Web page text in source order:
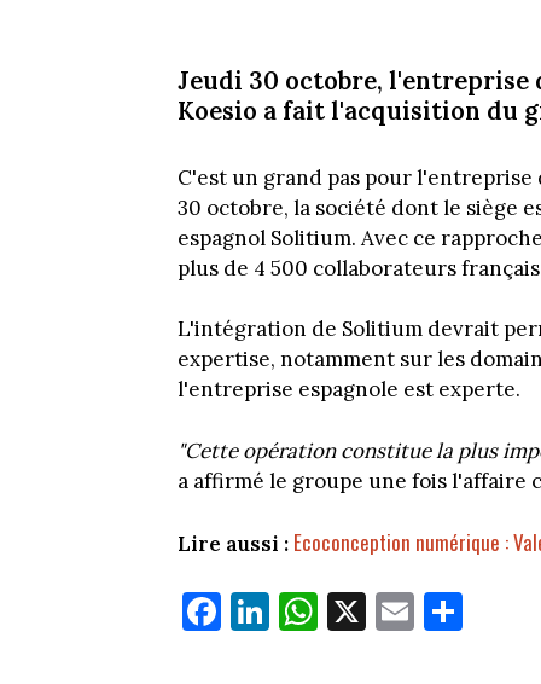
Jeudi 30 octobre, l'entreprise
Koesio a fait l'acquisition du
C'est un grand pas pour l'entreprise
30 octobre, la société dont le siège
espagnol Solitium. Avec ce
plus de 4 500 collaborateurs
L'intégration de Solitium devrait
expertise, notamment sur les
l'entreprise espagnole est experte.
"Cette opération constitue la plus
a affirmé le groupe une fois l'affaire
Lire aussi : Ecoconception numérique :
Fa
ce
Li
nk
W
ha
X E
m